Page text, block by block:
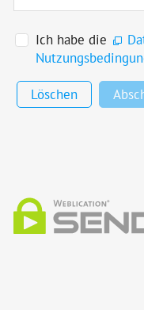
Ich habe die
Löschen